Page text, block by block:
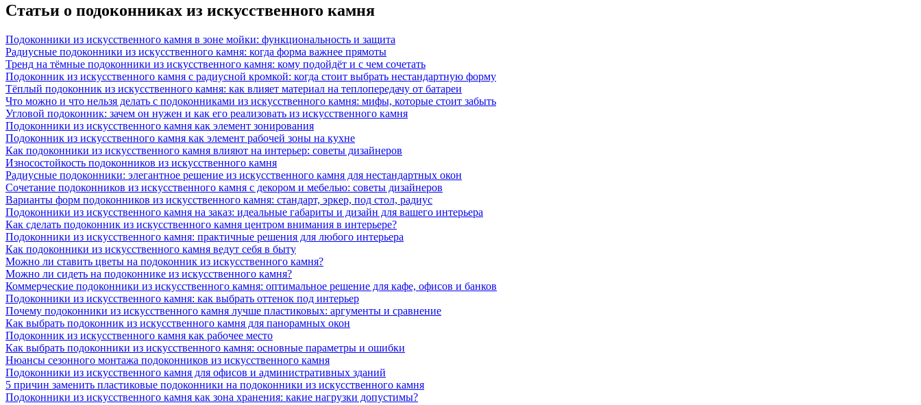
Статьи о подоконниках из искусственного камня
Подоконники из искусственного камня в зоне мойки: функциональность и защита
Радиусные подоконники из искусственного камня: когда форма важнее прямоты
Тренд на тёмные подоконники из искусственного камня: кому подойдёт и с чем сочетать
Подоконник из искусственного камня с радиусной кромкой: когда стоит выбрать нестандартную форму
Тёплый подоконник из искусственного камня: как влияет материал на теплопередачу от батареи
Что можно и что нельзя делать с подоконниками из искусственного камня: мифы, которые стоит забыть
Угловой подоконник: зачем он нужен и как его реализовать из искусственного камня
Подоконники из искусственного камня как элемент зонирования
Подоконник из искусственного камня как элемент рабочей зоны на кухне
Как подоконники из искусственного камня влияют на интерьер: советы дизайнеров
Износостойкость подоконников из искусственного камня
Радиусные подоконники: элегантное решение из искусственного камня для нестандартных окон
Сочетание подоконников из искусственного камня с декором и мебелью: советы дизайнеров
Варианты форм подоконников из искусственного камня: стандарт, эркер, под стол, радиус
Подоконники из искусственного камня на заказ: идеальные габариты и дизайн для вашего интерьера
Как сделать подоконник из искусственного камня центром внимания в интерьере?
Подоконники из искусственного камня: практичные решения для любого интерьера
Как подоконники из искусственного камня ведут себя в быту
Можно ли ставить цветы на подоконник из искусственного камня?
Можно ли сидеть на подоконнике из искусственного камня?
Коммерческие подоконники из искусственного камня: оптимальное решение для кафе, офисов и банков
Подоконники из искусственного камня: как выбрать оттенок под интерьер
Почему подоконники из искусственного камня лучше пластиковых: аргументы и сравнение
Как выбрать подоконник из искусственного камня для панорамных окон
Подоконник из искусственного камня как рабочее место
Как выбрать подоконники из искусственного камня: основные параметры и ошибки
Нюансы сезонного монтажа подоконников из искусственного камня
Подоконники из искусственного камня для офисов и административных зданий
5 причин заменить пластиковые подоконники на подоконники из искусственного камня
Подоконники из искусственного камня как зона хранения: какие нагрузки допустимы?